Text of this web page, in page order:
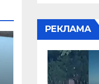
РЕКЛАМА